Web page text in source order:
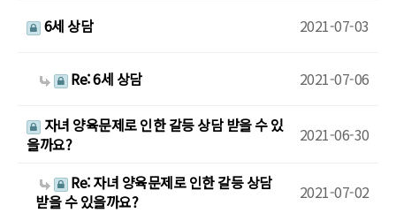
6세 상담 2021-07-03
Re: 6세 상담 2021-07-06
자녀 양육문제로 인한 갈등 상담 받을 수 있
을까요?
2021-06-30
Re: 자녀 양육문제로 인한 갈등 상담
받을 수 있을까요?
2021-07-02